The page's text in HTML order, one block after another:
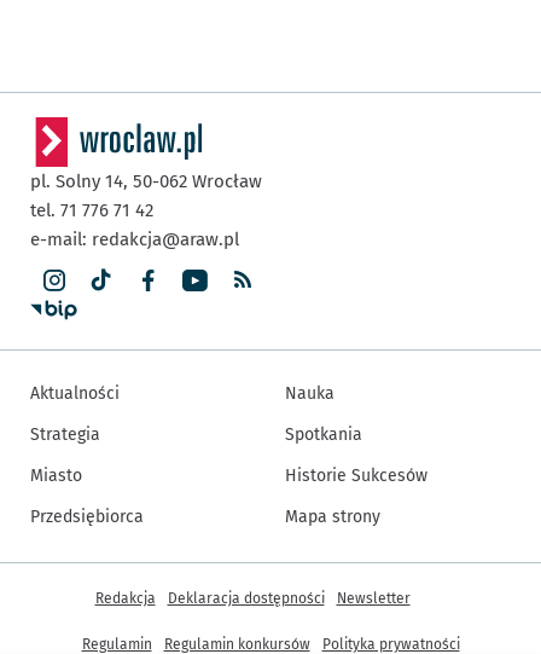
pl. Solny 14, 50-062 Wrocław
tel. 71 776 71 42
e-mail: redakcja@araw.pl
Aktualności
Strategia
Miasto
Przedsiębiorca
Nauka
Spotkania
Historie Sukcesów
Mapa strony
Inne informacje
Redakcja Deklaracja dostępności Newsletter
Regulamin Regulamin konkursów Polityka prywatności